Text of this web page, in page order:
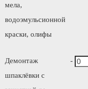
мела,
водоэмульсионной
краски, олифы
Демонтаж
шпаклёвки с
-